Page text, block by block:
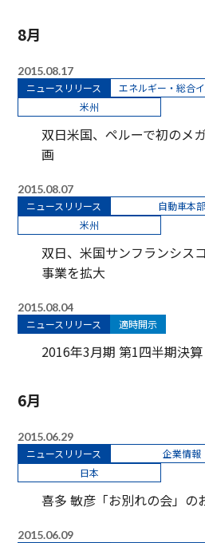
8月
2015.08.17
ニュースリリース
エネルギー・総合
米州
双日米国、ペルーで初のメ
画
2015.08.07
ニュースリリース
自動車本部
米州
双日、米国サンフランシス
事業を拡大
2015.08.04
ニュースリリース
適時開示
2016年3月期 第1四半期決算
6月
2015.06.29
ニュースリリース
企業情報
日本
喜多 敏彦「お別れの会」の
2015.06.09